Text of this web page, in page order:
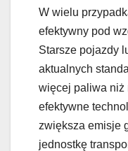
W wielu
efektywny pod
Starsze pojazdy
aktualnych
więcej paliwa niż
efektywne
zwiększa emisje
jednostkę